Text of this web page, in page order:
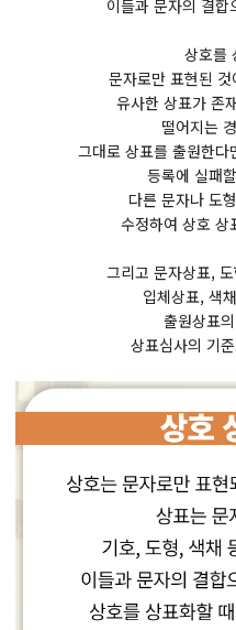
이들과 문자의 결합
상호를
문자로만 표현된
유사한 상표가 존
떨어지는
그대로 상표를 출원한
등록에 실패
다른 문자나 도
수정하여 상호 상
그리고 문자상표,
입체상표, 색
출원상표
상표심사의 기